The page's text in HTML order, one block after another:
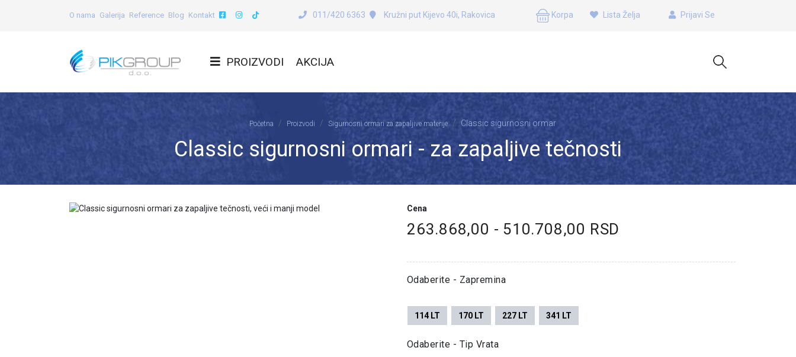
O nama Galerija Reference Blog Kontakt 011/420 6363 Kružni put Kijevo 40i, Rakovica Korpa Lista Želja Prijavi Se
PROIZVODI AKCIJA
Početna Proizvodi Sigurnosni ormari za zapaljive materije Classic sigurnosni ormar
Classic sigurnosni ormari - za zapaljive tečnosti
Cena
263.868,00 - 510.708,00 RSD
Odaberite - Zapremina
114 LT 170 LT 227 LT 341 LT
Odaberite - Tip Vrata